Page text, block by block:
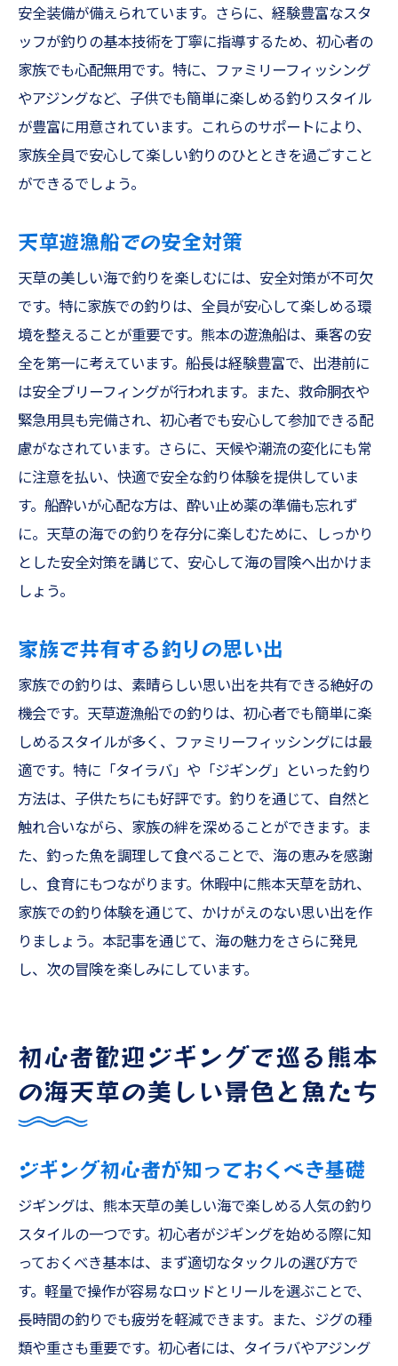
安全装備が備えられています。さらに、経験豊富なスタ
ッフが釣りの基本技術を丁寧に指導するため、初心者の
家族でも心配無用です。特に、ファミリーフィッシング
やアジングなど、子供でも簡単に楽しめる釣りスタイル
が豊富に用意されています。これらのサポートにより、
家族全員で安心して楽しい釣りのひとときを過ごすこと
ができるでしょう。
天草遊漁船での安全対策
天草の美しい海で釣りを楽しむには、安全対策が不可欠
です。特に家族での釣りは、全員が安心して楽しめる環
境を整えることが重要です。熊本の遊漁船は、乗客の安
全を第一に考えています。船長は経験豊富で、出港前に
は安全ブリーフィングが行われます。また、救命胴衣や
緊急用具も完備され、初心者でも安心して参加できる配
慮がなされています。さらに、天候や潮流の変化にも常
に注意を払い、快適で安全な釣り体験を提供していま
す。船酔いが心配な方は、酔い止め薬の準備も忘れず
に。天草の海での釣りを存分に楽しむために、しっかり
とした安全対策を講じて、安心して海の冒険へ出かけま
しょう。
家族で共有する釣りの思い出
家族での釣りは、素晴らしい思い出を共有できる絶好の
機会です。天草遊漁船での釣りは、初心者でも簡単に楽
しめるスタイルが多く、ファミリーフィッシングには最
適です。特に「タイラバ」や「ジギング」といった釣り
方法は、子供たちにも好評です。釣りを通じて、自然と
触れ合いながら、家族の絆を深めることができます。ま
た、釣った魚を調理して食べることで、海の恵みを感謝
し、食育にもつながります。休暇中に熊本天草を訪れ、
家族での釣り体験を通じて、かけがえのない思い出を作
りましょう。本記事を通じて、海の魅力をさらに発見
し、次の冒険を楽しみにしています。
初心者歓迎ジギングで巡る熊本
の海天草の美しい景色と魚たち
ジギング初心者が知っておくべき基礎
ジギングは、熊本天草の美しい海で楽しめる人気の釣り
スタイルの一つです。初心者がジギングを始める際に知
っておくべき基本は、まず適切なタックルの選び方で
す。軽量で操作が容易なロッドとリールを選ぶことで、
長時間の釣りでも疲労を軽減できます。また、ジグの種
類や重さも重要です。初心者には、タイラバやアジング